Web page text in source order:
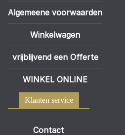
Algemeene voorwaarden
Winkelwagen
vrijblijvend een Offerte
WINKEL ONLINE
Klanten service
Contact